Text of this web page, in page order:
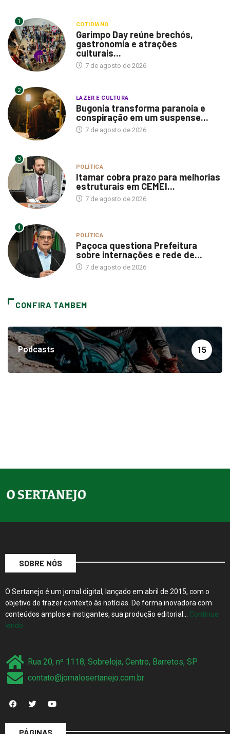
1 COTIDIANO
Garimpo Day reúne brechós,
gastronomia e atrações
culturais...
7 de agosto de 2026
2
LAZER E CULTURA
Bugonia transforma paranoia e
conspiração em um suspense...
7 de agosto de 2026
3
POLÍTICA
Itamar cobra prazo para melhorias
estruturais em CEMEI...
7 de agosto de 2026
4
POLÍTICA
Paçoca questiona Prefeitura
sobre internações e rede de...
7 de agosto de 2026
CONFIRA TAMBEM
Podcasts 15
SOBRE NÓS
O Sertanejo é um jornal digital, lançado em abril de 2015, com o
objetivo de trazer contexto às notícias. De forma inovadora com
conteúdos amplos e instigantes, sua produção editorial… Continue
lendo…
Rua 20, nº 1118, Sobreloja, Centro, Barretos, SP
contato@jornalosertanejo.com.br
PÁGINAS